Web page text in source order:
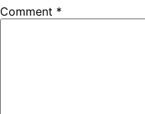
Comment *